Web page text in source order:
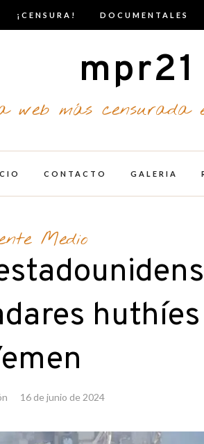
¡CENSURA! DOCUMENTALES
mpr21
web más censurada
CONTACTO GALERIA
Medio
16 de junio de 2024